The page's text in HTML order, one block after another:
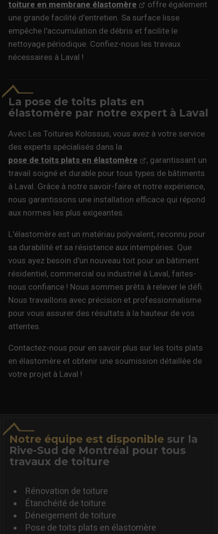
toiture en membrane élastomère
offre également
une grande facilité d'entretien. Sa surface lisse
empêche l'accumulation de débris et facilite le
nettoyage périodique. Confiez-nous les travaux
nécessaires à Laval !
La pose de toits plats en
élastomère par notre expert à Laval
Avec Les Toitures Kolossus, vous avez à votre service
des experts spécialisés dans la
pose de toits plats en élastomère
, garantissant un
travail soigné et durable pour tous types de bâtiments
à Laval. Grâce à notre savoir-faire et notre expérience,
nous garantissons une installation efficace qui répond
aux normes les plus exigeantes.
L'élastomère est un matériau polyvalent, reconnu pour
sa durabilité et sa résistance aux intempéries. Que
vous ayez besoin d'un nouveau toit pour un bâtiment
résidentiel, commercial ou industriel à Laval, faites-
nous confiance ! Nous sommes prêts à relever le défi.
Nous travaillons avec précision et professionnalisme
pour vous assurer des résultats à la hauteur de vos
attentes.
Contactez-nous pour en savoir plus sur les toits plats
en élastomère et obtenir une soumission détaillée de
votre projet à Laval !
Notre équipe est disponible sur la
Rive-Sud de Montréal pour tous
travaux de toiture
Rénovation de toiture
Étanchéité de toiture
Déneigement de toiture
Pose de toits plats en élastomère